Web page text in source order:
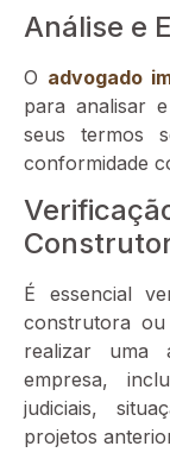
Análise e
O advogado
para analisar
seus termos
conformidade
É essencial
construtora
realizar uma
empresa,
judiciais,
projetos